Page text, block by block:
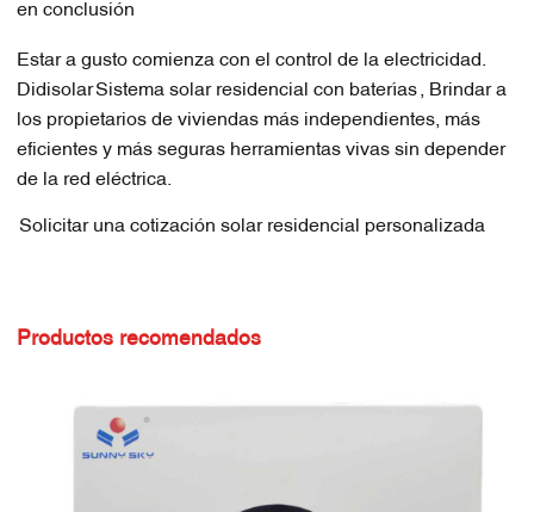
en conclusión
Estar a gusto comienza con el control de la electricidad.
DidisolarSistema solar residencial con baterías, Brindar a
los propietarios de viviendas más independientes, más
eficientes y más seguras herramientas vivas sin depender
de la red eléctrica.
Solicitar una cotización solar residencial personalizada
Productos recomendados